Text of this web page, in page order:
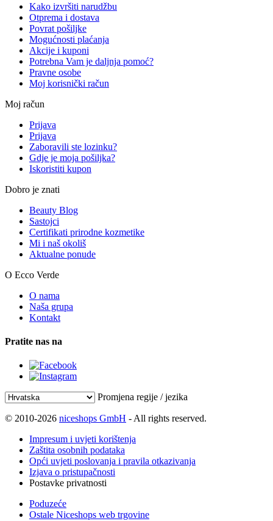
Kako izvršiti narudžbu
Otprema i dostava
Povrat pošiljke
Mogućnosti plaćanja
Akcije i kuponi
Potrebna Vam je daljnja pomoć?
Pravne osobe
Moj korisnički račun
Moj račun
Prijava
Prijava
Zaboravili ste lozinku?
Gdje je moja pošiljka?
Iskoristiti kupon
Dobro je znati
Beauty Blog
Sastojci
Certifikati prirodne kozmetike
Mi i naš okoliš
Aktualne ponude
O Ecco Verde
O nama
Naša grupa
Kontakt
Pratite nas na
Promjena regije / jezika
© 2010-2026 niceshops GmbH - All rights reserved.
Impresum i uvjeti korištenja
Zaštita osobnih podataka
Opći uvjeti poslovanja i pravila otkazivanja
Izjava o pristupačnosti
Postavke privatnosti
Poduzeće
Ostale Niceshops web trgovine